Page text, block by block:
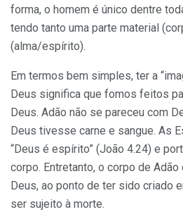
forma, o homem é único dentre
tendo tanto uma parte material
(alma/espírito).
Em termos bem simples, ter a
Deus significa que fomos feitos
Deus. Adão não se pareceu com
Deus tivesse carne e sangue. As
“Deus é espírito” (João 4.24) e
corpo. Entretanto, o corpo de
Deus, ao ponto de ter sido criado
ser sujeito à morte.